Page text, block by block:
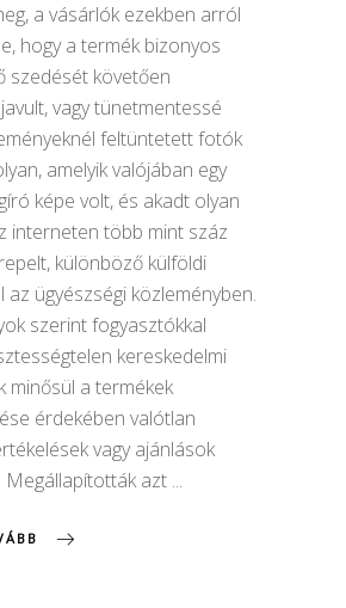
a vásárlók ezekben arról
hogy a termék bizonyos
szedését követően
vagy tünetmentessé
feltüntetett fotók
amelyik valójában egy
képe volt, és akadt olyan
interneten több mint száz
különböző külföldi
az ügyészségi közleményben.
szerint fogyasztókkal
kereskedelmi
minősül a termékek
érdekében valótlan
vagy ajánlások
Megállapították azt